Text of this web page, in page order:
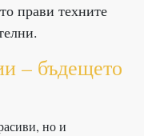
прави техните
– бъдещето
но и